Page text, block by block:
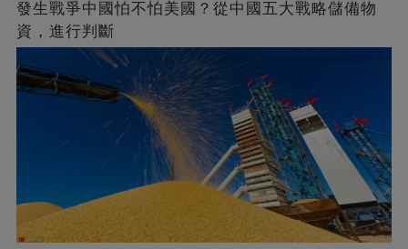
發生戰爭中國怕不怕美國？從中國五大戰略儲備物
資，進行判斷